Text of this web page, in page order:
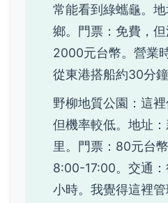
常能看到綠蠵龜。
鄉。門票：免費，
2000元台幣。營業
從東港搭船約30分鐘
野柳地質公園：這裡
但機率較低。地址
里。門票：80元台
8:00-17:00。交通
小時。我覺得這裡